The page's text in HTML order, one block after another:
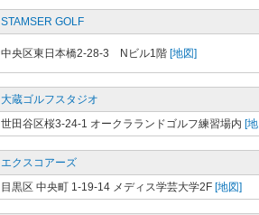
STAMSER GOLF
中央区東日本橋2-28-3 Nビル1階 [地図]
大蔵ゴルフスタジオ
世田谷区桜3-24-1 オークラランドゴルフ練習場内 [
エクスコアーズ
目黒区 中央町 1-19-14 メディス学芸大学2F [地図]